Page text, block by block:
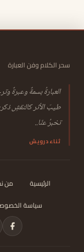
سحر الكلام وفن العبارة
العبارةُ بسمةٌ وعبرةٌ
طيبَ الأثر كالنقشِ
تخبرُ عنّا..
ثناء درويش
الرئيسية من
سياسة